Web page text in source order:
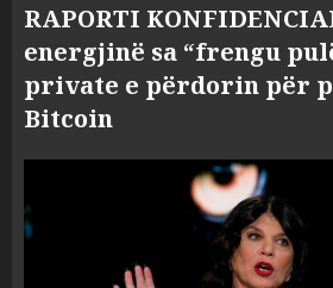
RAPORTI
energjinë sa “frengu
private e përdorin për
Bitcoin